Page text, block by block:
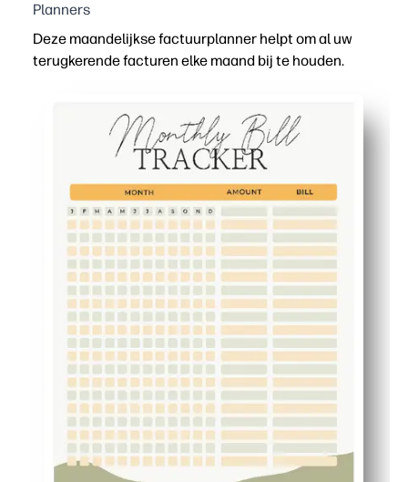
Planners
Deze maandelijkse factuurplanner helpt om al uw
terugkerende facturen elke maand bij te houden.
Bekijk alles op één plek - maak een lijst van elke
Blijf op schema: vink betalingen af en volg de
Klaar voor het hele gezin: zet het in de koelkast of